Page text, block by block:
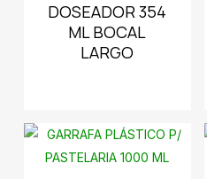
DOSEADOR 354
ML BOCAL
LARGO